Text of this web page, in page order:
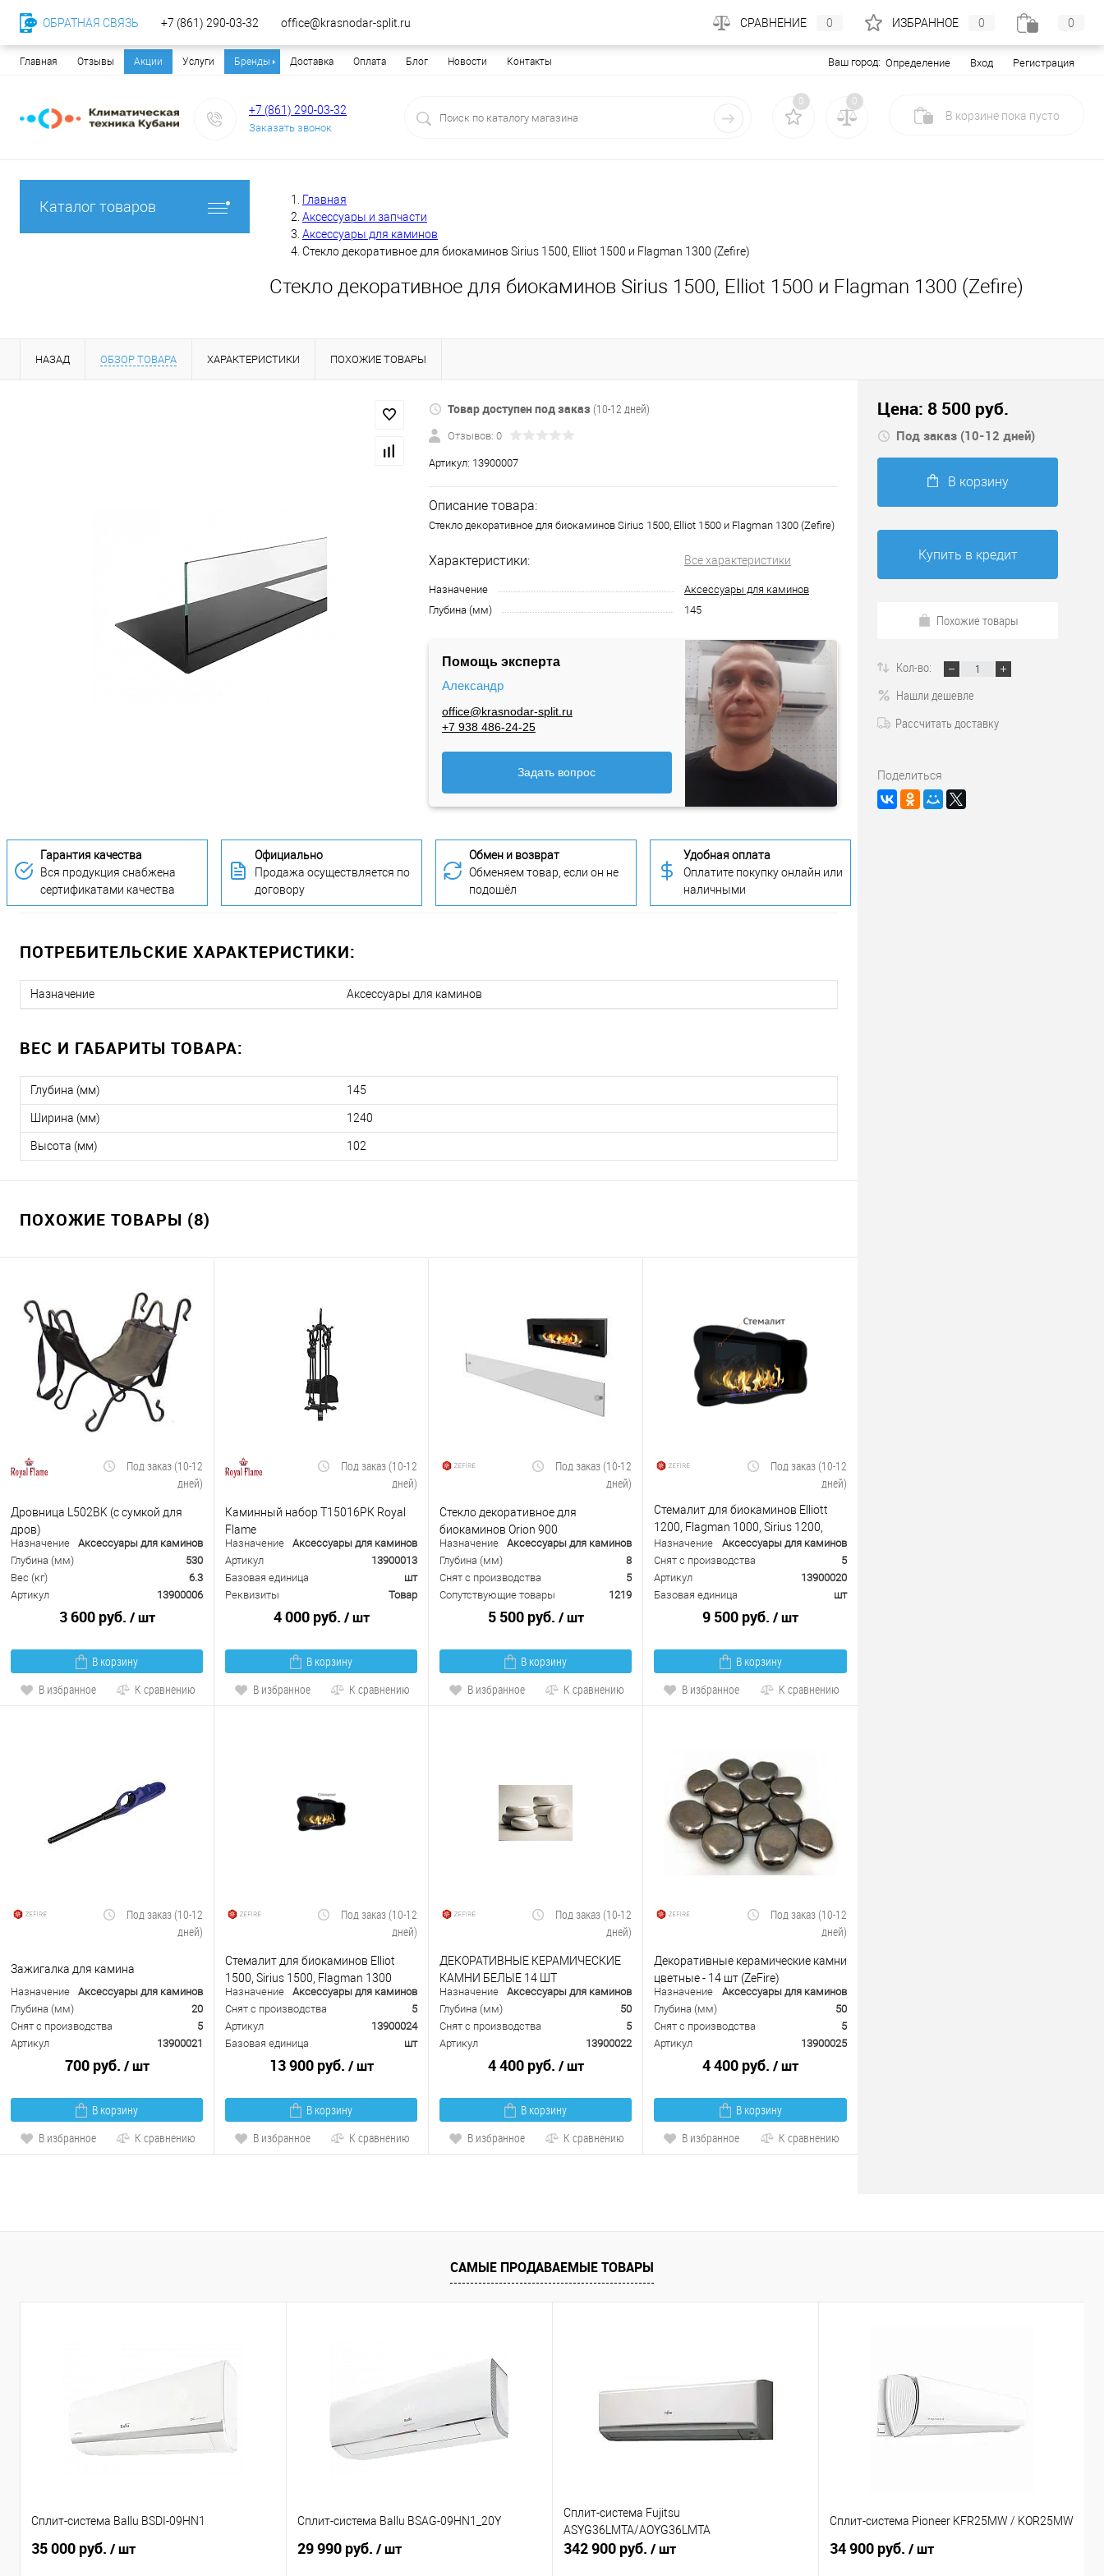
Главная Отзывы Акции Услуги Бренды Доставка Оплата Блог Новости Контакты Ваш город: Определение Вход Регистрация
+7 (861) 290-03-32
Заказать звонок
0 0
В корзине пока пусто
Каталог товаров
Главная
Аксессуары и запчасти
Аксессуары для каминов
Стекло декоративное для биокаминов Sirius 1500, Elliot 1500 и Flagman 1300 (Zefire)
Стекло декоративное для биокаминов Sirius 1500, Elliot 1500 и Flagman 1300 (Zefire)
НАЗАД ОБЗОР ТОВАРА ХАРАКТЕРИСТИКИ ПОХОЖИЕ ТОВАРЫ
Товар доступен под заказ (10-12 дней)
Отзывов: 0
Артикул: 13900007
Описание товара:
Стекло декоративное для биокаминов Sirius 1500, Elliot 1500 и Flagman 1300 (Zefire)
Характеристики: Все характеристики
Назначение
Аксессуары для каминов
Глубина (мм)
145
Помощь эксперта
Александр
office@krasnodar-split.ru
+7 938 486-24-25
Задать вопрос
Гарантия качества
Вся продукция снабжена
сертификатами качества
Официально
Продажа осуществляется по
договору
Обмен и возврат
Обменяем товар, если он не
подошёл
Удобная оплата
Оплатите покупку онлайн или
наличными
ПОТРЕБИТЕЛЬСКИЕ ХАРАКТЕРИСТИКИ:
Назначение Аксессуары для каминов
ВЕС И ГАБАРИТЫ ТОВАРА:
Глубина (мм) 145
Ширина (мм) 1240
Высота (мм) 102
ПОХОЖИЕ ТОВАРЫ (8)
Под заказ (10-12
дней)
Дровница L502BK (с сумкой для
дров)
Назначение
Аксессуары для каминов
Глубина (мм)
530
Вес (кг)
6.3
Артикул
13900006
3 600 руб. / шт
В корзину
В избранное
К сравнению
Под заказ (10-12
дней)
Каминный набор Т15016РК Royal
Flame
Назначение
Аксессуары для каминов
Артикул
13900013
Базовая единица
шт
Реквизиты
Товар
4 000 руб. / шт
В корзину
В избранное
К сравнению
Под заказ (10-12
дней)
Стекло декоративное для
биокаминов Orion 900
Назначение
Аксессуары для каминов
Глубина (мм)
8
Снят с производства
5
Сопутствующие товары
1219
5 500 руб. / шт
В корзину
В избранное
К сравнению
Под заказ (10-12
дней)
Стемалит для биокаминов Elliott
1200, Flagman 1000, Sirius 1200,
Orion 1200 (ZeFire)
Назначение
Аксессуары для каминов
Снят с производства
5
Артикул
13900020
Базовая единица
шт
9 500 руб. / шт
В корзину
В избранное
К сравнению
Под заказ (10-12
дней)
Зажигалка для камина
Назначение
Аксессуары для каминов
Глубина (мм)
20
Снят с производства
5
Артикул
13900021
700 руб. / шт
В корзину
В избранное
К сравнению
Под заказ (10-12
дней)
Стемалит для биокаминов Elliot
1500, Sirius 1500, Flagman 1300
Назначение
Аксессуары для каминов
Снят с производства
5
Артикул
13900024
Базовая единица
шт
13 900 руб. / шт
В корзину
В избранное
К сравнению
Под заказ (10-12
дней)
ДЕКОРАТИВНЫЕ КЕРАМИЧЕСКИЕ
КАМНИ БЕЛЫЕ 14 ШТ
Назначение
Аксессуары для каминов
Глубина (мм)
50
Снят с производства
5
Артикул
13900022
4 400 руб. / шт
В корзину
В избранное
К сравнению
Под заказ (10-12
дней)
Декоративные керамические камни
цветные - 14 шт (ZeFire)
Назначение
Аксессуары для каминов
Глубина (мм)
50
Снят с производства
5
Артикул
13900025
4 400 руб. / шт
В корзину
В избранное
К сравнению
Цена: 8 500 руб.
Под заказ (10-12 дней)
В корзину
Купить в кредит
Похожие товары
Кол-во:
Нашли дешевле
Рассчитать доставку
Поделиться
САМЫЕ ПРОДАВАЕМЫЕ ТОВАРЫ
Сплит-система Ballu BSDI-09HN1
35 000 руб. / шт
Сплит-система Ballu BSAG-09HN1_20Y
29 990 руб. / шт
Сплит-система Fujitsu
ASYG36LMTA/AOYG36LMTA
342 900 руб. / шт
Сплит-система Pioneer KFR25MW / KOR25MW
34 900 руб. / шт
ОБРАТНАЯ СВЯЗЬ +7 (861) 290-03-32 office@krasnodar-split.ru СРАВНЕНИЕ 0 ИЗБРАННОЕ 0 0